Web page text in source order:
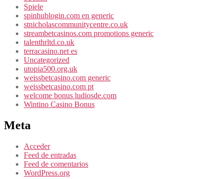
Spiele
spinhublogin.com en generic
stnicholascommunitycentre.co.uk
streambetcasinos.com promotions generic
talenthrltd.co.uk
terracasino.net es
Uncategorized
utopia500.org.uk
weissbetcasino.com generic
weissbetcasino.com pt
welcome bonus ludiosde.com
Wintino Casino Bonus
Meta
Acceder
Feed de entradas
Feed de comentarios
WordPress.org